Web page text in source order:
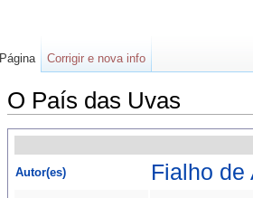
O País das Uvas
Autor(es) Fialho de
Página Corrigir e nova info